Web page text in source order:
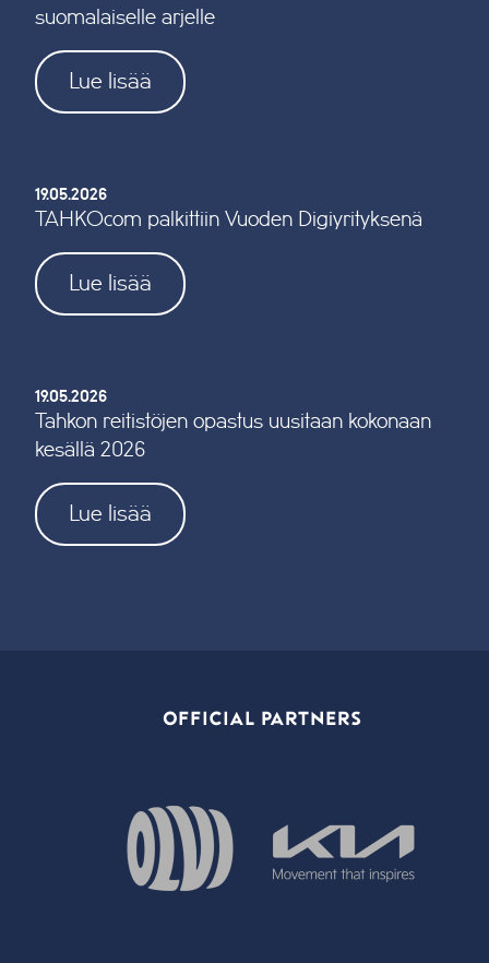
suomalaiselle arjelle
Lue lisää
19.05.2026
TAHKOcom palkittiin Vuoden Digiyrityksenä
Lue lisää
19.05.2026
Tahkon reitistöjen opastus uusitaan kokonaan
kesällä 2026
Lue lisää
OFFICIAL PARTNERS